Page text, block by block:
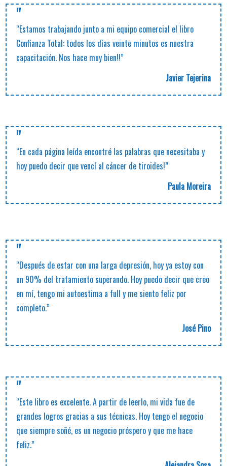
"
“Estamos trabajando junto a mi equipo comercial el libro
Confianza Total: todos los días veinte minutos es nuestra
capacitación. Nos hace muy bien!!”
Javier Tejerina
"
“En cada página leída encontré las palabras que necesitaba y
hoy puedo decir que vencí al cáncer de tiroides!”
Paula Moreira
"
“Después de estar con una larga depresión, hoy ya estoy con
un 90% del tratamiento superando. Hoy puedo decir que creo
en mí, tengo mi autoestima a full y me siento feliz por
completo.”
José Pino
"
“Este libro es excelente. A partir de leerlo, mi vida fue de
grandes logros gracias a sus técnicas. Hoy tengo el negocio
que siempre soñé, es un negocio próspero y que me hace
feliz.”